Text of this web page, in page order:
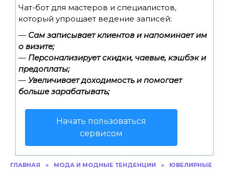
Чат-бот для мастеров и специалистов,
который упрощает ведение записей:
— Сам записывает клиентов и напоминает им
о визите;
— Персонализирует скидки, чаевые, кэшбэк и
предоплаты;
— Увеличивает доходимость и помогает
больше зарабатывать;
Начать пользоваться
сервисом
ГЛАВНАЯ » МОДА И МОДНЫЕ ТЕНДЕНЦИИ »
ЮВЕЛИРНЫЕ